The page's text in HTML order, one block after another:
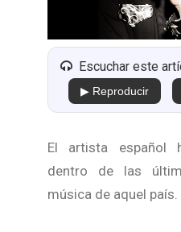
Escuchar este
▶ Reproducir
El artista español
dentro de las
música de aquel país.